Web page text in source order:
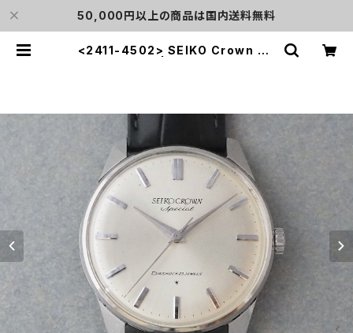
50,000円以上の商品は国内送料無料
<2411-4502> SEIKO Crown Sp